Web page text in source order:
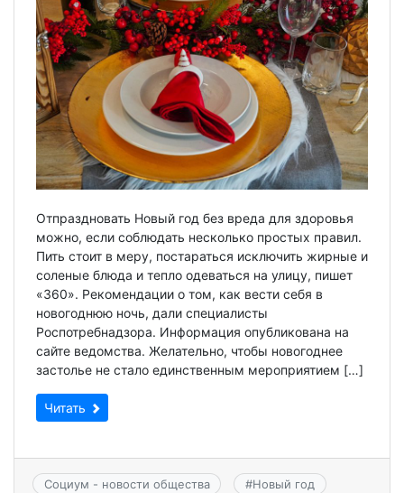
Отпраздновать Новый год без вреда для здоровья
можно, если соблюдать несколько простых правил.
Пить стоит в меру, постараться исключить жирные и
соленые блюда и тепло одеваться на улицу, пишет
«360». Рекомендации о том, как вести себя в
новогоднюю ночь, дали специалисты
Роспотребнадзора. Информация опубликована на
сайте ведомства. Желательно, чтобы новогоднее
застолье не стало единственным мероприятием […]
Читать
Социум - новости общества #Новый год